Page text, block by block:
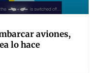
aviones,
lo hace